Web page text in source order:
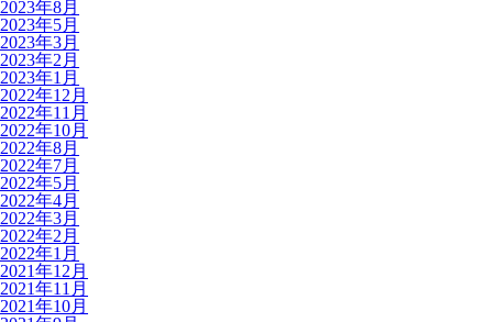
2023年8月
2023年5月
2023年3月
2023年2月
2023年1月
2022年12月
2022年11月
2022年10月
2022年8月
2022年7月
2022年5月
2022年4月
2022年3月
2022年2月
2022年1月
2021年12月
2021年11月
2021年10月